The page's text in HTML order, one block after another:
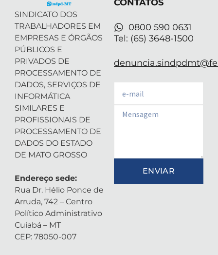
SINDICATO DOS
TRABALHADORES EM
EMPRESAS E ÓRGÃOS
PÚBLICOS E
PRIVADOS DE
PROCESSAMENTO DE
DADOS, SERVIÇOS DE
INFORMÁTICA
SIMILARES E
PROFISSIONAIS DE
PROCESSAMENTO DE
DADOS DO ESTADO
DE MATO GROSSO
Endereço sede:
Rua Dr. Hélio Ponce de
Arruda, 742 – Centro
Político Administrativo
Cuiabá – MT
CEP: 78050-007
CONTATOS
0800 590 0631
Tel: (65) 3648-1500
Email
ENVIAR